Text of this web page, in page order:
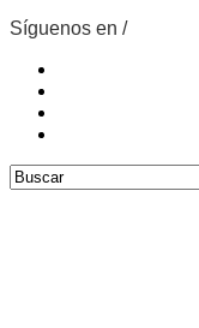
Síguenos en /